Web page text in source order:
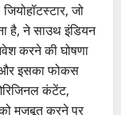
जो
है, ने साउथ इंडियन
करने की घोषणा
और इसका फोकस
कंटेंट,
मजबूत करने पर